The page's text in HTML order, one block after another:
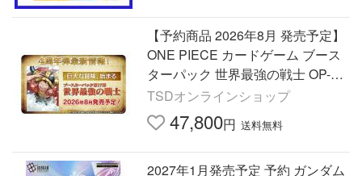
【予約商品 2026年8月 発売予定】
ONE PIECE カードゲーム ブース
ターパック 世界最強の戦士 OP-17
4周年 1BOX ワンピース カードゲ
ーム
TSDオンラインショップ
47,800円 送料無料
2027年1月発売予定 予約 ガンダム